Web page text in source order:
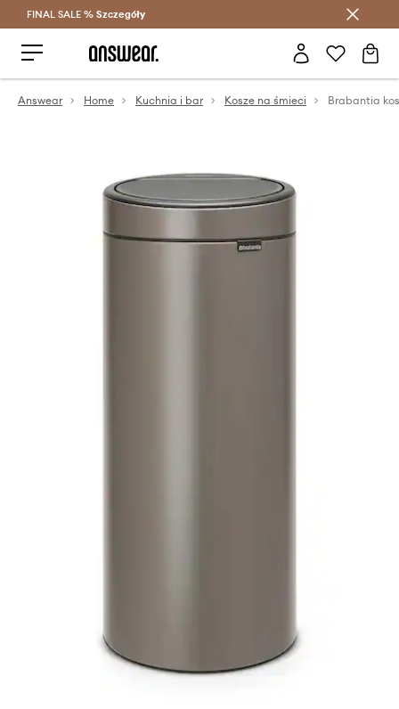
Oszczędzaj z Answear Club >
FINAL SALE % Szczegóły
Answear Home Kuchnia i bar Kosze na śmieci